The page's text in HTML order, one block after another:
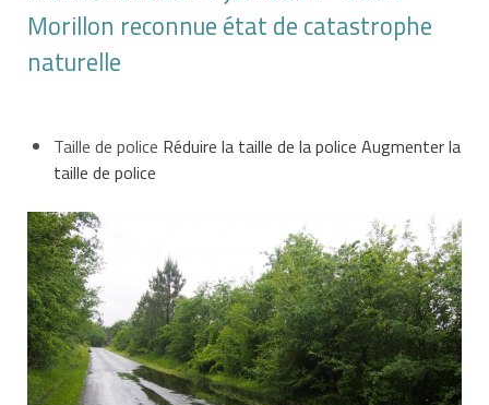
Morillon reconnue état de catastrophe
naturelle
Taille de police Réduire la taille de la police Augmenter la
taille de police